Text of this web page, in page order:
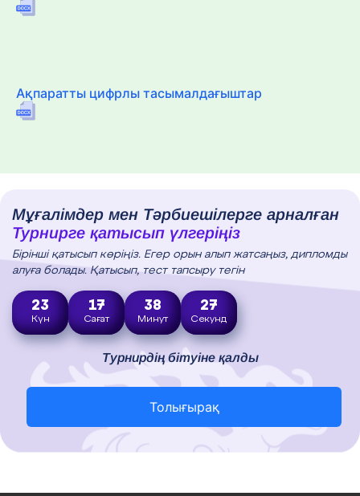
Ақпаратты цифрлы тасымалдағыштар
Мұғалімдер мен Тәрбиешілерге арналған
Турнирге қатысып үлгеріңіз
Бірінші қатысып көріңіз. Егер орын алып жатсаңыз, дипломды
алуға болады. Қатысып, тест тапсыру тегін
23
Күн
17
Сағат
38
Минут
26
Секунд
Турнирдің бітуіне қалды
Толығырақ